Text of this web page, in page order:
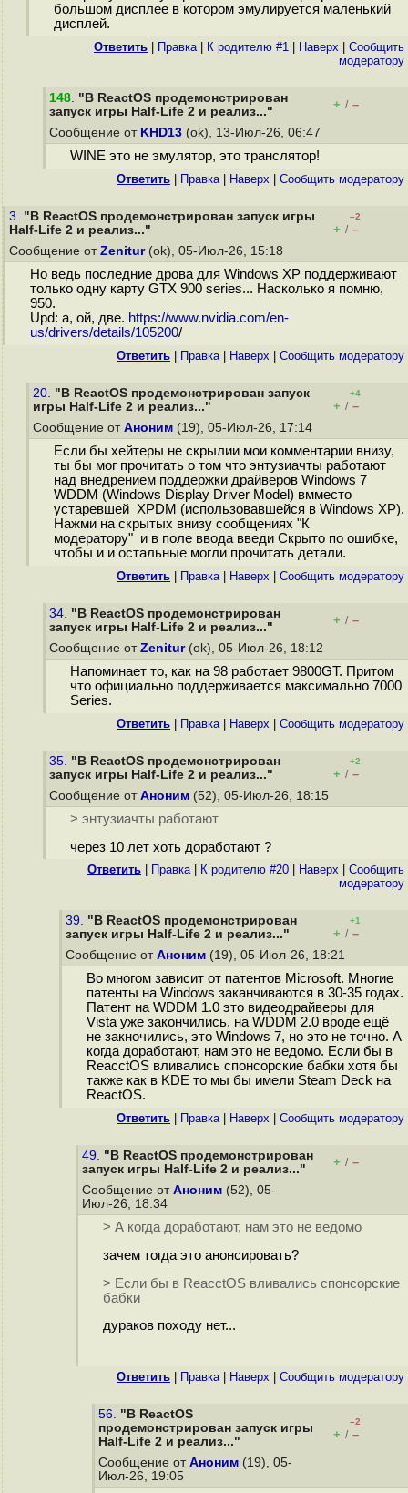
большом дисплее в котором эмулируется маленький
дисплей.
Ответить Правка| К родителю #1 Наверх
Cообщить
модератору
148. "В ReactOS продемонстрирован
запуск игры Half-Life 2 и реализ..."
+ / –
Сообщение от KHD13 (ok), 13-Июл-26, 06:47
WINE это не эмулятор, это транслятор!
Ответить Правка| Наверх Cообщить модератору
3. "В ReactOS продемонстрирован запуск игры
Half-Life 2 и реализ..."
–2
+ / –
Сообщение от Zenitur(ok), 05-Июл-26, 15:18
Но ведь последние дрова для Windows XP поддерживают
только одну карту GTX 900 series... Насколько я помню,
950.
Upd: а, ой, две. https://www.nvidia.com/en-
us/drivers/details/105200/
Ответить Правка| Наверх Cообщить модератору
20. "В ReactOS продемонстрирован запуск
игры Half-Life 2 и реализ..."
+4
+ / –
Сообщение от Аноним (19), 05-Июл-26, 17:14
Если бы хейтеры не скрылии мои комментарии внизу,
ты бы мог прочитать о том что энтузиачты работают
над внедрением поддержки драйверов Windows 7
WDDM (Windows Display Driver Model) вмместо
устаревшей XPDM (использовавшейся в Windows XP).
Нажми на скрытых внизу сообщениях "К
модератору" и в поле ввода введи Скрыто по ошибке,
чтобы и и остальные могли прочитать детали.
Ответить Правка| Наверх Cообщить модератору
34. "В ReactOS продемонстрирован
запуск игры Half-Life 2 и реализ..."
+ / –
Сообщение от Zenitur(ok), 05-Июл-26, 18:12
Напоминает то, как на 98 работает 9800GT. Притом
что официально поддерживается максимально 7000
Series.
Ответить Правка| Наверх Cообщить модератору
35. "В ReactOS продемонстрирован
запуск игры Half-Life 2 и реализ..."
+2
+ / –
Сообщение от Аноним (52), 05-Июл-26, 18:15
> энтузиачты работают
через 10 лет хоть доработают ?
Ответить Правка| К родителю #20 Наверх
Cообщить
модератору
39. "В ReactOS продемонстрирован
запуск игры Half-Life 2 и реализ..."
+1
+ / –
Сообщение от Аноним (19), 05-Июл-26, 18:21
Во многом зависит от патентов Microsoft. Многие
патенты на Windows заканчиваются в 30-35 годах.
Патент на WDDM 1.0 это видеодрайверы для
Vista уже закончились, на WDDM 2.0 вроде ещё
не закночились, это Windows 7, но это не точно. А
когда доработают, нам это не ведомо. Если бы в
ReacctOS вливались спонсорские бабки хотя бы
также как в KDE то мы бы имели Steam Deck на
ReactOS.
Ответить Правка| Наверх Cообщить модератору
49. "В ReactOS продемонстрирован
запуск игры Half-Life 2 и реализ..."
+ / –
Сообщение от Аноним (52), 05-
Июл-26, 18:34
> А когда доработают, нам это не ведомо
зачем тогда это анонсировать?
> Если бы в ReacctOS вливались спонсорские
бабки
дураков походу нет...
Ответить Правка| Наверх Cообщить модератору
56. "В ReactOS
продемонстрирован запуск игры
Half-Life 2 и реализ..."
–2
+ / –
Сообщение от Аноним (19), 05-
Июл-26, 19:05